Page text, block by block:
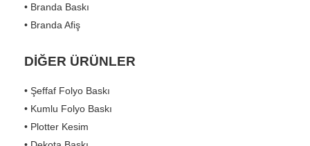
• Branda Baskı
• Branda Afiş
DİĞER ÜRÜNLER
• Şeffaf Folyo Baskı
• Kumlu Folyo Baskı
• Plotter Kesim